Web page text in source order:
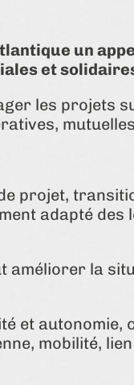
un
et
les projets
projet,
adapté des
améliorer la
et autonomie,
mobilité,